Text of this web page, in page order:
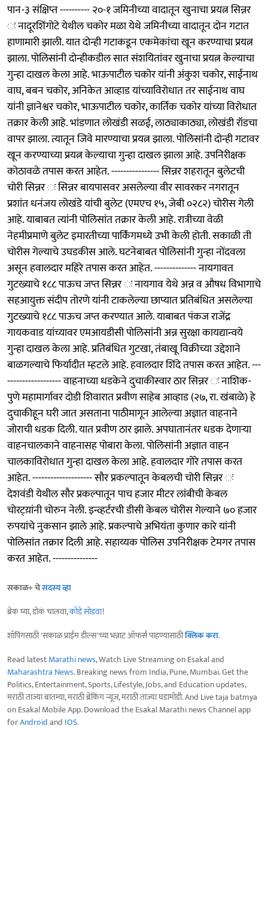
पान-३ संक्षिप्त ---------- २०-१ जमिनीच्या वादातून खुनाचा प्रयत्न सिन्नर
ः नादूरशिंगोटे येथील चकोर मळा येथे जमिनीच्या वादातून दोन गटात
हाणामारी झाली. यात दोन्ही गटाकडून एकमेकांचा खून करण्याचा प्रयत्न
झाला. पोलिसांनी दोन्हीकडील सात संशयितांवर खुनाचा प्रयत्न केल्याचा
गुन्हा दाखल केला आहे. भाऊपाटील चकोर यांनी अंकुश चकोर, साईनाथ
वाघ, बबन चकोर, अनिकेत आव्हाड यांच्याविरोधात तर साईनाथ वाघ
यांनी ज्ञानेश्वर चकोर, भाऊपाटील चकोर, कार्तिक चकोर यांच्या विरोधात
तक्रार केली आहे. भांडणात लोखंडी सळई, लाठ्याकाठ्या, लोखंडी रॉडचा
वापर झाला. त्यातून जिवे मारण्याचा प्रयत्न झाला. पोलिसांनी दोन्ही गटावर
खून करण्याच्या प्रयत्न केल्याचा गुन्हा दाखल झाला आहे. उपनिरीक्षक
कोठावळे तपास करत आहेत. ---------------- सिन्नर शहरातून बुलेटची
चोरी सिन्नर ः सिन्नर बायपासवर असलेल्या वीर सावरकर नगरातून
प्रशांत धनंजय लोखंडे यांची बुलेट (एमएच १५, जेबी ०२८२) चोरीस गेली
आहे. याबाबत त्यांनी पोलिसांत तक्रार केली आहे. रात्रीच्या वेळी
नेहमीप्रमाणे बुलेट इमारतीच्या पार्किंगमध्ये उभी केली होती. सकाळी ती
चोरीस गेल्याचे उघडकीस आले. घटनेबाबत पोलिसांनी गुन्हा नोंदवला
असून हवालदार महिरे तपास करत आहेत. -------------- नायगावत
गुटख्याचे १८८ पाऊच जप्त सिन्नर ः नायगाव येथे अन्न व औषध विभागाचे
सहआयुक्त संदीप तोरणे यांनी टाकलेल्या छाप्यात प्रतिबंधित असलेल्या
गुटख्याचे १८८ पाऊच जप्त करण्यात आले. याबाबत पंकज राजेंद्र
गायकवाड यांच्यावर एमआयडीसी पोलिसांनी अन्न सुरक्षा कायद्यान्वये
गुन्हा दाखल केला आहे. प्रतिबंधित गुटखा, तंबाखू विक्रीच्या उद्देशाने
बाळगल्याचे फिर्यादीत म्हटले आहे. हवालदार शिंदे तपास करत आहेत. ---
------------------ वाहनाच्या धडकेने दुचाकीस्वार ठार सिन्नर ः नाशिक-
पुणे महामार्गावर दोडी शिवारात प्रवीण साहेब आव्हाड (२७, रा. खंबाळे) हे
दुचाकीहून घरी जात असताना पाठीमागून आलेल्या अज्ञात वाहनाने
जोराची धडक दिली. यात प्रवीण ठार झाले. अपघातानंतर धडक देणाऱ्या
वाहनचालकाने वाहनासह पोबारा केला. पोलिसांनी अज्ञात वाहन
चालकाविरोधात गुन्हा दाखल केला आहे. हवालदार गोरे तपास करत
आहेत. -------------------- सौर प्रकल्पातून केबलची चोरी सिन्नर ः
देशवंडी येथील सौर प्रकल्पातून पाच हजार मीटर लांबीची केबल
चोरट्य़ांनी चोरुन नेली. इन्व्हर्टरची डीसी केबल चोरीस गेल्याने ७० हजार
रुपयांचे नुकसान झाले आहे. प्रकल्पाचे अभियंता कुणार कारे यांनी
पोलिसांत तक्रार दिली आहे. सहाय्यक पोलिस उपनिरीक्षक टेमगर तपास
करत आहेत. ---------------
सकाळ+ चेसदस्य व्हा
ब्रेक घ्या, डोकं चालवा,कोडे सोडवा!
शॉपिंगसाठी 'सकाळ प्राईम डील्स'च्या भन्नाट ऑफर्स पाहण्यासाठीक्लिक करा.
Read latestMarathi news, Watch Live Streaming on Esakal and
Maharashtra News. Breaking news from India, Pune, Mumbai. Get the
Politics, Entertainment, Sports, Lifestyle, Jobs, and Education updates,
मराठी ताज्या बातम्या, मराठी ब्रेकिंग न्यूज, मराठी ताज्या घडामोडी. And Live taja batmya
on Esakal Mobile App. Download the Esakal Marathi news Channel app
forAndroidand IOS.